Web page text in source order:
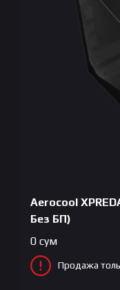
Aerocool
Без БП)
0 сум
Продажа